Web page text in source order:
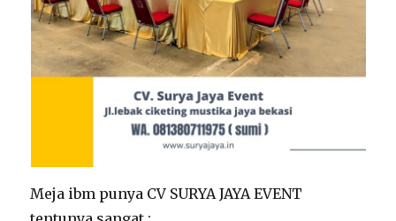
Meja ibm punya CV SURYA JAYA EVENT